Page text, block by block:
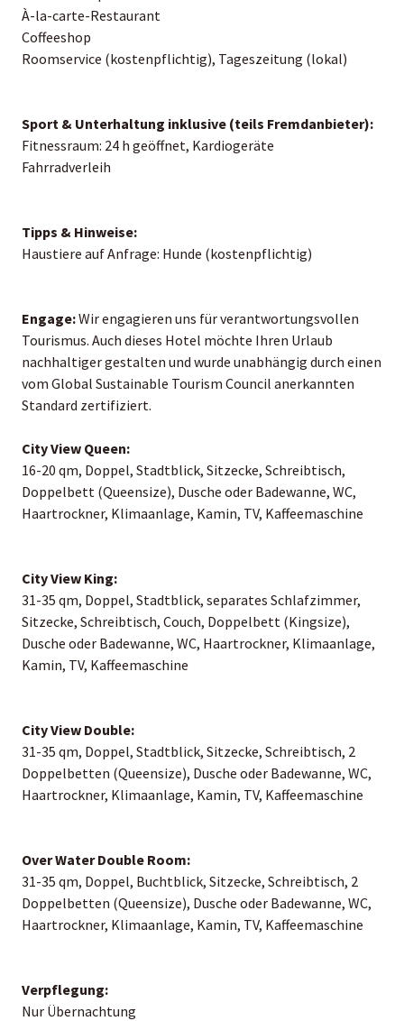
À-la-carte-Restaurant
Coffeeshop
Roomservice (kostenpflichtig), Tageszeitung (lokal)
Sport & Unterhaltung inklusive (teils Fremdanbieter):
Fitnessraum: 24 h geöffnet, Kardiogeräte
Fahrradverleih
Tipps & Hinweise:
Haustiere auf Anfrage: Hunde (kostenpflichtig)
Engage:Wir engagieren uns für verantwortungsvollen
Tourismus. Auch dieses Hotel möchte Ihren Urlaub
nachhaltiger gestalten und wurde unabhängig durch einen
vom Global Sustainable Tourism Council anerkannten
Standard zertifiziert.
City View Queen:
16-20 qm, Doppel, Stadtblick, Sitzecke, Schreibtisch,
Doppelbett (Queensize), Dusche oder Badewanne, WC,
Haartrockner, Klimaanlage, Kamin, TV, Kaffeemaschine
City View King:
31-35 qm, Doppel, Stadtblick, separates Schlafzimmer,
Sitzecke, Schreibtisch, Couch, Doppelbett (Kingsize),
Dusche oder Badewanne, WC, Haartrockner, Klimaanlage,
Kamin, TV, Kaffeemaschine
City View Double:
31-35 qm, Doppel, Stadtblick, Sitzecke, Schreibtisch, 2
Doppelbetten (Queensize), Dusche oder Badewanne, WC,
Haartrockner, Klimaanlage, Kamin, TV, Kaffeemaschine
Over Water Double Room:
31-35 qm, Doppel, Buchtblick, Sitzecke, Schreibtisch, 2
Doppelbetten (Queensize), Dusche oder Badewanne, WC,
Haartrockner, Klimaanlage, Kamin, TV, Kaffeemaschine
Verpflegung:
Nur Übernachtung